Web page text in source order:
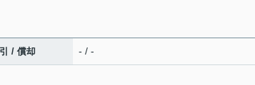
/ 償却 - / -